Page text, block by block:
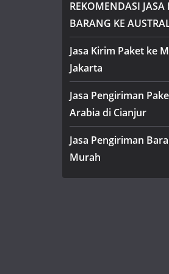
REKOMENDASI
BARANG KE
Jasa Kirim Paket ke
Jakarta
Jasa Pengiriman
Arabia di Cianjur
Jasa Pengiriman
Murah